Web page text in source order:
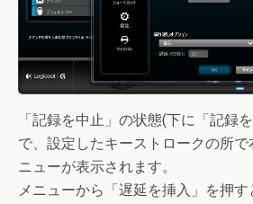
「記録を中止」の状態(下に「記録
で、設定したキーストロークの所で
ニューが表示されます。
メニューから「遅延を挿入」を押